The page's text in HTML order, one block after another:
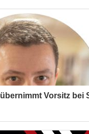
Vorsitz bei